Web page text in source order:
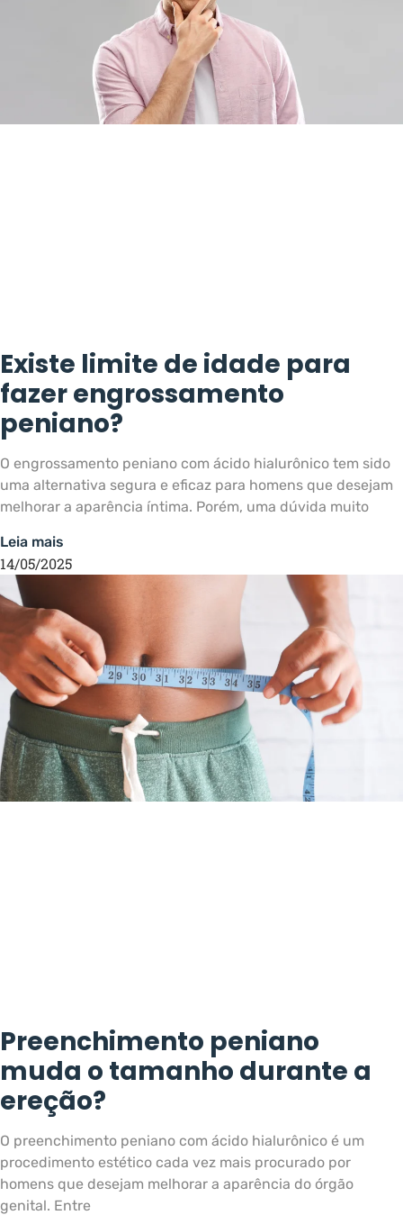
Existe limite de idade para
fazer engrossamento
peniano?
O engrossamento peniano com ácido hialurônico tem sido
uma alternativa segura e eficaz para homens que desejam
melhorar a aparência íntima. Porém, uma dúvida muito
Leia mais
14/05/2025
Preenchimento peniano
muda o tamanho durante a
ereção?
O preenchimento peniano com ácido hialurônico é um
procedimento estético cada vez mais procurado por
homens que desejam melhorar a aparência do órgão
genital. Entre